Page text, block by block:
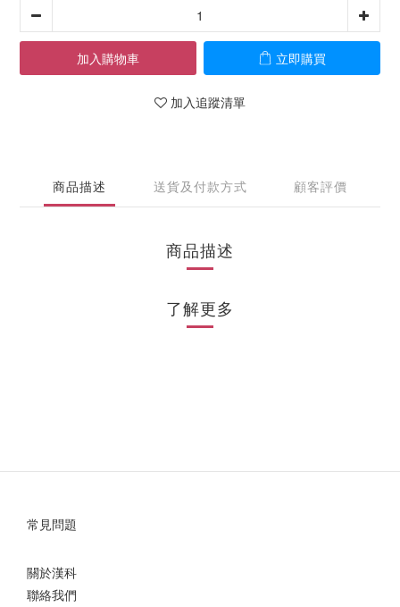
加入購物車 立即購買
加入追蹤清單
商品描述 送貨及付款方式 顧客評價
商品描述
了解更多
常見問題
關於漢科
聯絡我們